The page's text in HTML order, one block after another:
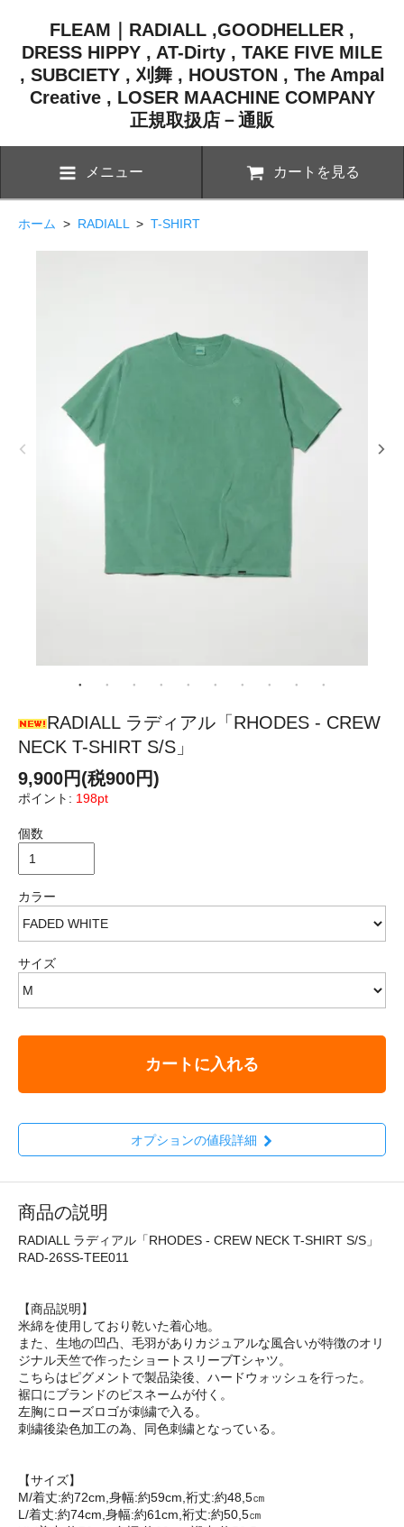
FLEAM｜RADIALL ,GOODHELLER ,
DRESS HIPPY , AT-Dirty , TAKE FIVE MILE
, SUBCIETY , 刈舞 , HOUSTON , The Ampal
Creative , LOSER MAACHINE COMPANY
正規取扱店－通販
メニュー カートを見る
ホーム > RADIALL > T-SHIRT
RADIALL ラディアル「RHODES - CREW
NECK T-SHIRT S/S」
9,900円(税900円)
ポイント: 198pt
個数
カラー
サイズ
カートに入れる
オプションの値段詳細
商品の説明
RADIALL ラディアル「RHODES - CREW NECK T-SHIRT S/S」
RAD-26SS-TEE011
【商品説明】
米綿を使用しており乾いた着心地。
また、生地の凹凸、毛羽がありカジュアルな風合いが特徴のオリ
ジナル天竺で作ったショートスリーブTシャツ。
こちらはピグメントで製品染後、ハードウォッシュを行った。
裾口にブランドのピスネームが付く。
左胸にローズロゴが刺繍で入る。
刺繍後染色加工の為、同色刺繍となっている。
【サイズ】
M/着丈:約72cm,身幅:約59cm,裄丈:約48,5㎝
L/着丈:約74cm,身幅:約61cm,裄丈:約50,5㎝